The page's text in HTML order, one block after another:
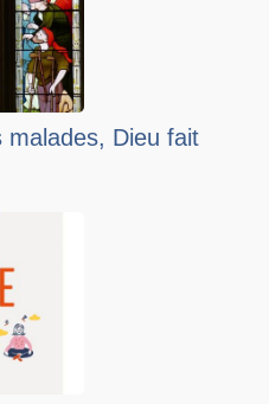
malades, Dieu fait